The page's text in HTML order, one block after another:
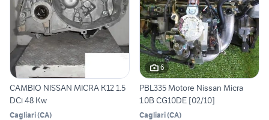
CAMBIO NISSAN MICRA K12 1.5
DCi 48 Kw
Cagliari(CA)
6
PBL335 Motore Nissan Micra
1.0B CG10DE [02/10]
Cagliari(CA)